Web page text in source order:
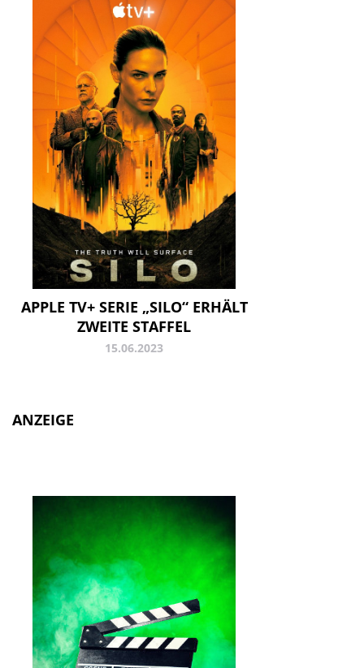
APPLE TV+ SERIE „SILO“ ERHÄLT
ZWEITE STAFFEL
15.06.2023
ANZEIGE